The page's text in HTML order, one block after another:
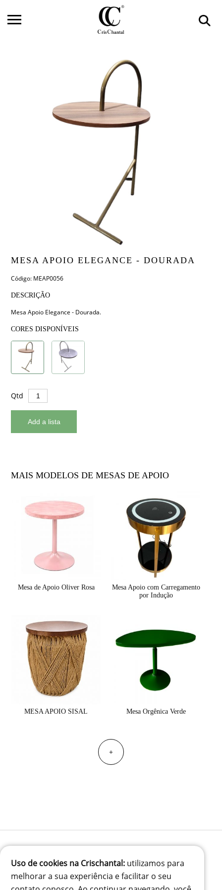
MESA APOIO ELEGANCE - DOURADA
Código: MEAP0056
DESCRIÇÃO
Mesa Apoio Elegance - Dourada.
CORES DISPONÍVEIS
Qtd
MAIS MODELOS DE MESAS DE APOIO
Mesa de Apoio Oliver Rosa
Mesa Apoio com Carregamento
por Indução
MESA APOIO SISAL Mesa Orgênica Verde
+
(41) 99834-3707
contato@crischantal.com.br
Uso de cookies na Crischantal: utilizamos para
melhorar a sua experiência e facilitar o seu